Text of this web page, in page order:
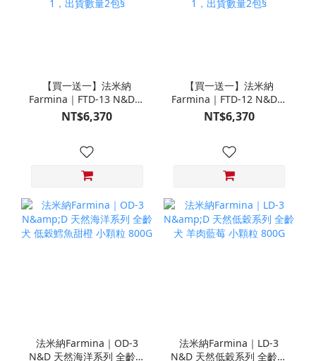
【買一送一】法米納
Farmina｜FTD-13 N&D天
然培育系列-全齡犬-頂級鮭
魚-潔牙顆粒 20KG §下單
NT$6,370
【買一送一】法米納
Farmina｜FTD-12 N&D天
然培育系列-全齡犬-頂級雞
肉-潔牙顆粒 20KG §下單
NT$6,370
法米納Farmina｜OD-3
N&D 天然海洋系列 全齡犬
法米納Farmina｜LD-3
N&D 天然低穀系列 全齡犬